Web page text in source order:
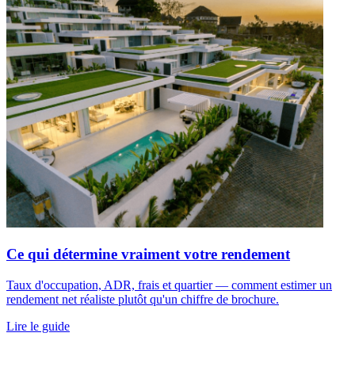
Ce qui détermine vraiment votre rendement
Taux d'occupation, ADR, frais et quartier — comment estimer un
rendement net réaliste plutôt qu'un chiffre de brochure.
Lire le guide